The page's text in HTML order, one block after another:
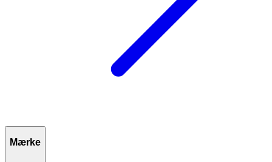
Mærke